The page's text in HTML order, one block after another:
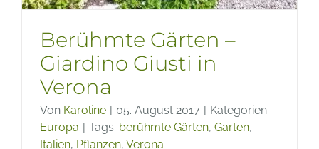
Berühmte Gärten –
Giardino Giusti in
Verona
Von Karoline | 05. August 2017 | Kategorien:
Europa | Tags: berühmte Gärten, Garten,
Italien, Pflanzen, Verona